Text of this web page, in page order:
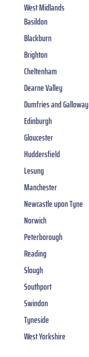
West Midlands
Basildon
Blackburn
Brighton
Cheltenham
Dearne Valley
Dumfries and Galloway
Edinburgh
Gloucester
Huddersfield
Lesung
Manchester
Newcastle upon Tyne
Norwich
Peterborough
Reading
Slough
Southport
Swindon
Tyneside
West Yorkshire